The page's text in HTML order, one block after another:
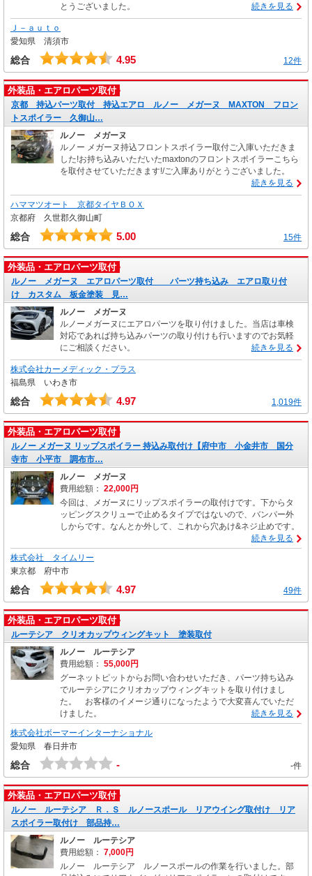
とうございました。
続きを見る
Ｊ－ａｕｔｏ
愛知県 清須市
総合 4.95 12件
外装品・エアロパーツ取付
京都 持込パーツ取付 持込エアロ ルノー メガーヌ MAXTON フロン
トスポイラー 久御山…
ルノー メガーヌ
ルノー メガーヌ持込フロントスポイラー取付ご入庫いただきま
した!お持ち込みいただいたmaxtonのフロントスポイラーこちら
を取付させていただきます!/ご入庫ありがとうございました。
続きを見る
ハママツオート 京都タイヤＢＯＸ
京都府 久世郡久御山町
総合 5.00 15件
外装品・エアロパーツ取付
ルノー メガーヌ エアロパーツ取付 パーツ持ち込み エアロ取り付
け カスタム 板金塗装 見…
ルノー メガーヌ
ルノーメガーヌにエアロパーツを取り付けました。当店は車検
対応であれば持ち込みパーツの取り付けも行いますのでお気軽
にご相談ください。
続きを見る
株式会社カーメディック・プラス
福島県 いわき市
総合 4.97 1,019件
外装品・エアロパーツ取付
ルノー メガーヌ リップスポイラー 持込み取付け【府中市 小金井市 国分
寺市 小平市 調布市…
ルノー メガーヌ
費用総額： 22,000円
今回は、メガーヌにリップスポイラーの取付けです。下からタ
ッピングスクリューで止めるタイプではないので、バンパー外
しからです。なんとか外して、これから穴あけ&ネジ止めです。
続きを見る
株式会社 タイムリー
東京都 府中市
総合 4.97 49件
外装品・エアロパーツ取付
ルーテシア クリオカップウィングキット 塗装取付
ルノー ルーテシア
費用総額： 55,000円
グーネットピットからお問い合わせいただき、パーツ持ち込み
でルーテシアにクリオカップウィングキットを取り付けまし
た。 お客様のイメージ通りになったようで大変喜んでいただ
けました。
続きを見る
株式会社ボーマーインターナショナル
愛知県 春日井市
総合 - -件
外装品・エアロパーツ取付
ルノー ルーテシア Ｒ．Ｓ ルノースポール リアウイング取付け リア
スポイラー取付け 部品持…
ルノー ルーテシア
費用総額： 7,000円
ルノー ルーテシア ルノースポールの作業を行いました。部